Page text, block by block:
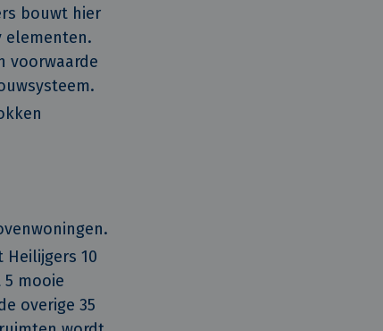
bouwt hier
elementen.
voorwaarde
10
mooie
overige 35